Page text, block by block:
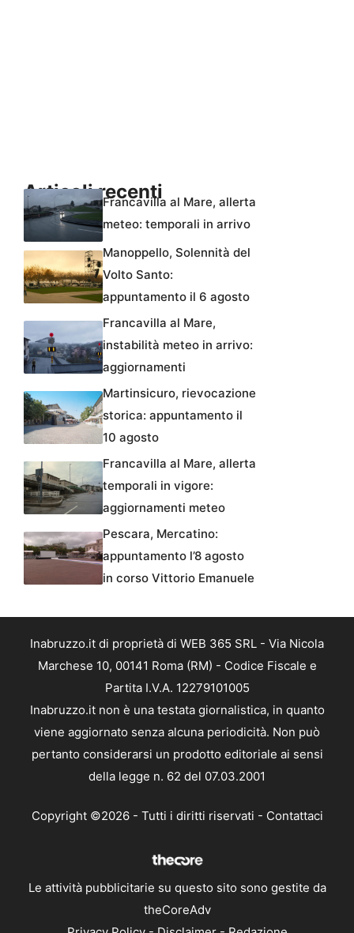
Articoli recentiFrancavilla al Mare, allerta
meteo: temporali in arrivo
Manoppello, Solennità del
Volto Santo:
appuntamento il 6 agosto
Francavilla al Mare,
instabilità meteo in arrivo:
aggiornamenti
Martinsicuro, rievocazione
storica: appuntamento il
10 agosto
Francavilla al Mare, allerta
temporali in vigore:
aggiornamenti meteo
Pescara, Mercatino:
appuntamento l’8 agosto
in corso Vittorio Emanuele
Inabruzzo.it di proprietà di WEB 365 SRL - Via Nicola
Marchese 10, 00141 Roma (RM) - Codice Fiscale e
Partita I.V.A. 12279101005
Inabruzzo.it non è una testata giornalistica, in quanto
viene aggiornato senza alcuna periodicità. Non può
pertanto considerarsi un prodotto editoriale ai sensi
della legge n. 62 del 07.03.2001
Copyright ©2026 - Tutti i diritti riservati - Contattaci
Le attività pubblicitarie su questo sito sono gestite da
theCoreAdv